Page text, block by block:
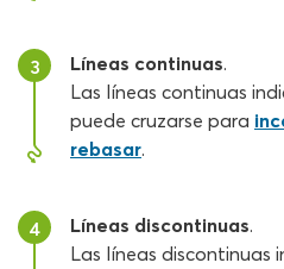
3 Líneas continuas.
Las líneas continuas
puede cruzarse para
rebasar.
4 Líneas discontinuas.
Las líneas discontinuas